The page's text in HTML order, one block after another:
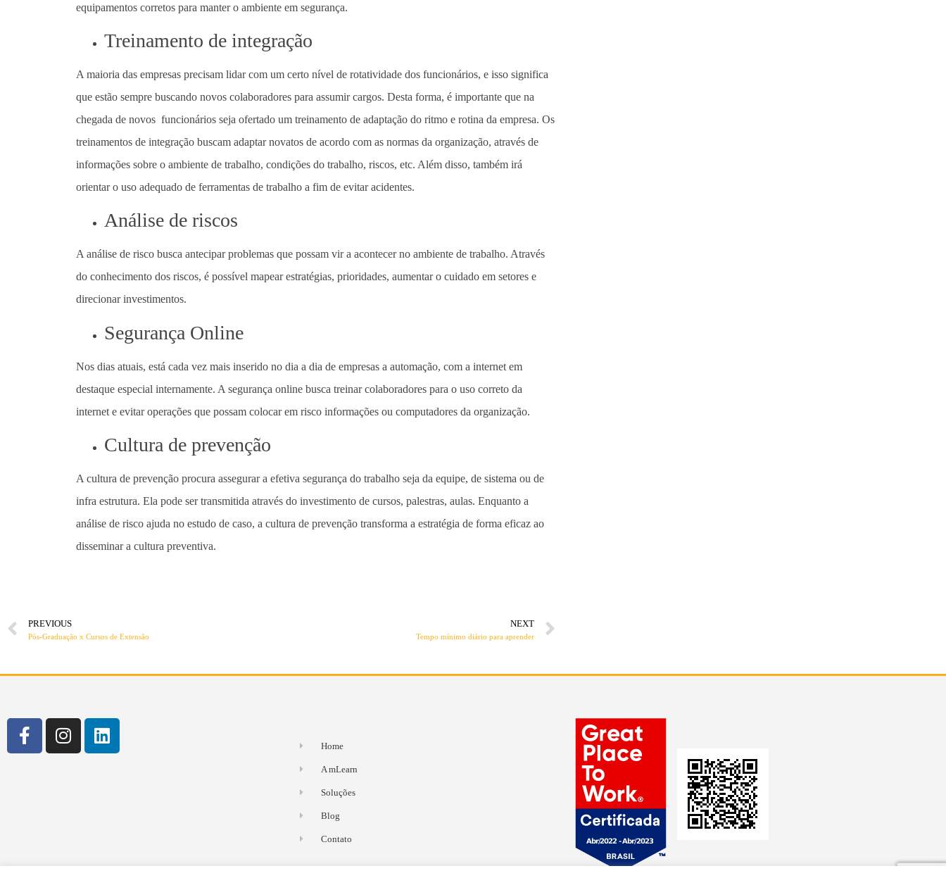
equipamentos corretos para manter o ambiente em segurança.
Treinamento de integração
A maioria das empresas precisam lidar com um certo nível de rotatividade dos funcionários, e isso significa
que estão sempre buscando novos colaboradores para assumir cargos. Desta forma, é importante que na
chegada de novos funcionários seja ofertado um treinamento de adaptação do ritmo e rotina da empresa. Os
treinamentos de integração buscam adaptar novatos de acordo com as normas da organização, através de
informações sobre o ambiente de trabalho, condições do trabalho, riscos, etc. Além disso, também irá
orientar o uso adequado de ferramentas de trabalho a fim de evitar acidentes.
Análise de riscos
A análise de risco busca antecipar problemas que possam vir a acontecer no ambiente de trabalho. Através
do conhecimento dos riscos, é possível mapear estratégias, prioridades, aumentar o cuidado em setores e
direcionar investimentos.
Segurança Online
Nos dias atuais, está cada vez mais inserido no dia a dia de empresas a automação, com a internet em
destaque especial internamente. A segurança online busca treinar colaboradores para o uso correto da
internet e evitar operações que possam colocar em risco informações ou computadores da organização.
Cultura de prevenção
A cultura de prevenção procura assegurar a efetiva segurança do trabalho seja da equipe, de sistema ou de
infra estrutura. Ela pode ser transmitida através do investimento de cursos, palestras, aulas. Enquanto a
análise de risco ajuda no estudo de caso, a cultura de prevenção transforma a estratégia de forma eficaz ao
disseminar a cultura preventiva.
PREVIOUS
Pós-Graduação x Cursos de Extensão
NEXT
Tempo mínimo diário para aprender
Home
A mLearn
Soluções
Blog
Contato